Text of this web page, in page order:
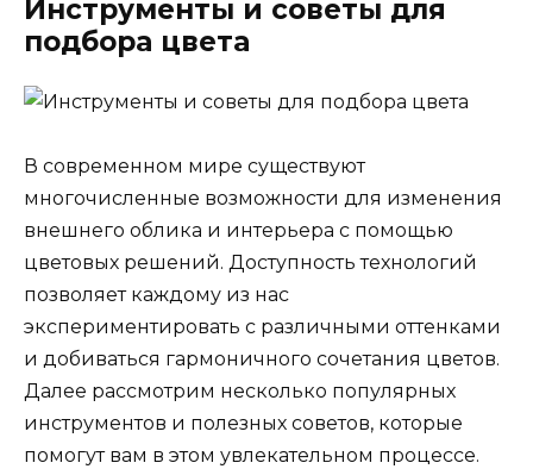
Инструменты и советы для
подбора цвета
В современном мире существуют
многочисленные возможности для изменения
внешнего облика и интерьера с помощью
цветовых решений. Доступность технологий
позволяет каждому из нас
экспериментировать с различными оттенками
и добиваться гармоничного сочетания цветов.
Далее рассмотрим несколько популярных
инструментов и полезных советов, которые
помогут вам в этом увлекательном процессе.